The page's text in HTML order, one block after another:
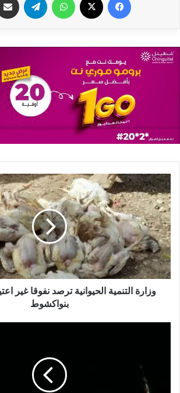
وزارة التنمية الحيوانية ترصد نفوقا غير
بنواكشوط